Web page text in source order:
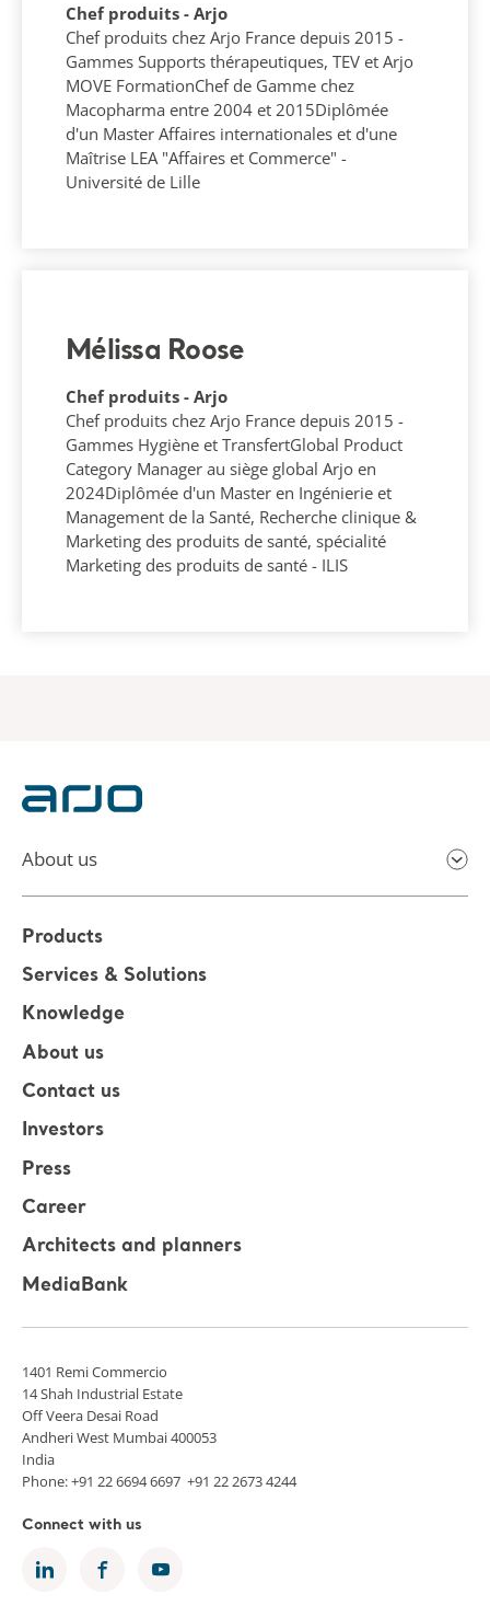
Chef produits - Arjo
Chef produits chez Arjo France depuis 2015 -
Gammes Supports thérapeutiques, TEV et Arjo
MOVE FormationChef de Gamme chez
Macopharma entre 2004 et 2015Diplômée
d'un Master Affaires internationales et d'une
Maîtrise LEA "Affaires et Commerce" -
Université de Lille
Mélissa Roose
Chef produits - Arjo
Chef produits chez Arjo France depuis 2015 -
Gammes Hygiène et TransfertGlobal Product
Category Manager au siège global Arjo en
2024Diplômée d'un Master en Ingénierie et
Management de la Santé, Recherche clinique &
Marketing des produits de santé, spécialité
Marketing des produits de santé - ILIS
About us
Products
Services & Solutions
Knowledge
About us
Contact us
Investors
Press
Career
Architects and planners
MediaBank
1401 Remi Commercio
14 Shah Industrial Estate
Off Veera Desai Road
Andheri West Mumbai 400053
India
Phone: +91 22 6694 6697 +91 22 2673 4244
Connect with us